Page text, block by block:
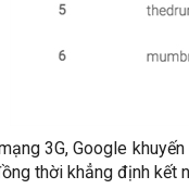
3G, Google
thời khẳng định kết